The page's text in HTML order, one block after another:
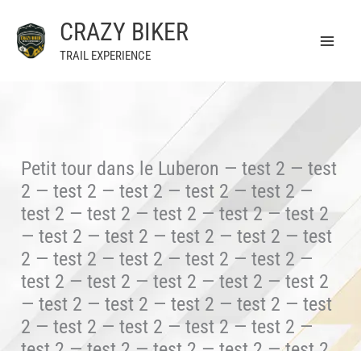
contenu
CRAZY BIKER
TRAIL EXPERIENCE
Petit tour dans le Luberon — test 2 — test
2 — test 2 — test 2 — test 2 — test 2 —
test 2 — test 2 — test 2 — test 2 — test 2
— test 2 — test 2 — test 2 — test 2 — test
2 — test 2 — test 2 — test 2 — test 2 —
test 2 — test 2 — test 2 — test 2 — test 2
— test 2 — test 2 — test 2 — test 2 — test
2 — test 2 — test 2 — test 2 — test 2 —